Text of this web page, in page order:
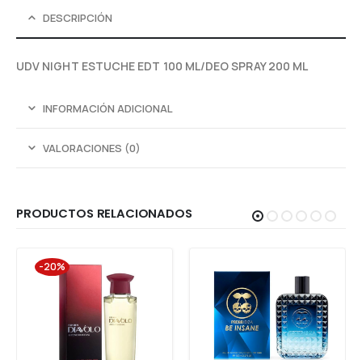
DESCRIPCIÓN
UDV NIGHT ESTUCHE EDT 100 ML/DEO SPRAY 200 ML
INFORMACIÓN ADICIONAL
VALORACIONES (0)
PRODUCTOS RELACIONADOS
-20%